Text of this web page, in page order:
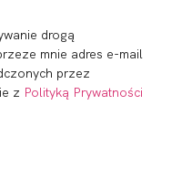
drogą
mnie adres e-mail
przez
z Polityką Prywatności